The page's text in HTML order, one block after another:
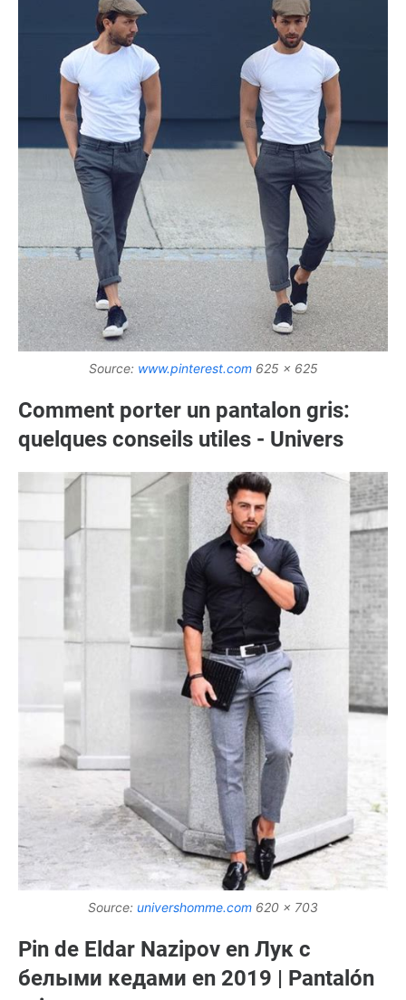
Source: www.pinterest.com625 x 625
Comment porter un pantalon gris:
quelques conseils utiles - Univers
Source: univershomme.com 620 x 703
Pin de Eldar Nazipov en Лук с
белыми кедами en 2019 | Pantalón